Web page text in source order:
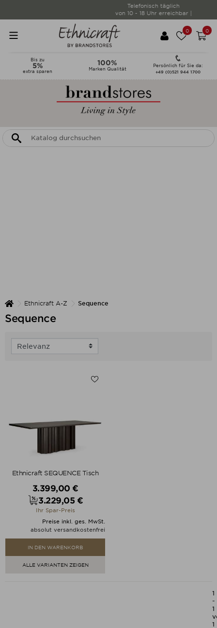
Telefonisch täglich
von 10 - 18 Uhr erreichbar |
0 0
Bis zu
5%
extra sparen
100%
Marken Qualität
Persönlich für Sie da:
+49 (0)521 944 1700
Ethnicraft A-Z Sequence
Sequence
Ethnicraft SEQUENCE Tisch
Verkaufspreis
3.399,00 €
Preis
3.229,05 €
Ihr Spar-Preis
Preise inkl. ges. MwSt.
absolut versandkostenfrei
IN DEN WARENKORB
ALLE VARIANTEN ZEIGEN
1
-
1
1